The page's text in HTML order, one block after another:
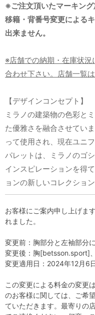
※ご注文頂いたマーキン
移籍・背番号変更による
出来ません。
※店舗での納期・在庫状
合わせ下さい。店舗一覧は
【デザインコンセプト】
ミラノの建築物の色彩と
た優雅さを融合させてい
って使用され、現在ユニ
パレットは、ミラノのゴ
インスピレーションを得
ョンの新しいコレクショ
お客様にご案内申し上げま
れました。
変更前：胸部分と左袖部分
変更後：胸[betsson.sport]
変更適用日：2024年12月6
この変更による料金の変更
のお客様に関しては、ご希
ていただきます。最寄りの